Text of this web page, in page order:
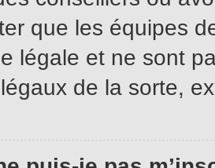
que les équipes
légale et ne sont
de la sorte,